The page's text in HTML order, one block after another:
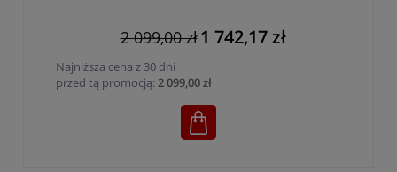
2 099,00 zł 1 742,17 zł
Najniższa cena z 30 dni
przed tą promocją:2 099,00 zł